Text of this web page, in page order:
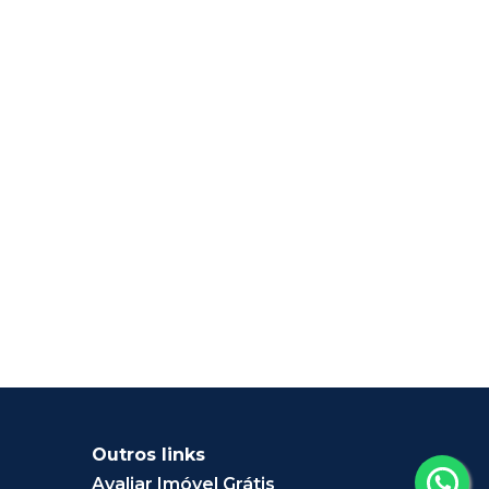
Outros links
Avaliar Imóvel Grátis